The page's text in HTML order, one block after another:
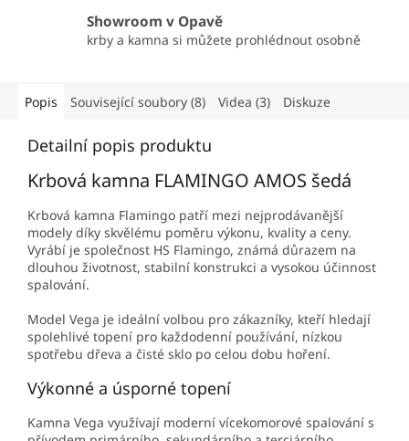
Showroom v Opavě
krby a kamna si můžete prohlédnout osobně
Popis Související soubory (8) Videa (3) Diskuze
Detailní popis produktu
Krbová kamna FLAMINGO AMOS šedá
Krbová kamna Flamingo patří mezi nejprodávanější
modely díky skvělému poměru výkonu, kvality a ceny.
Vyrábí je společnost HS Flamingo, známá důrazem na
dlouhou životnost, stabilní konstrukci a vysokou účinnost
spalování.
Model Vega je ideální volbou pro zákazníky, kteří hledají
spolehlivé topení pro každodenní používání, nízkou
spotřebu dřeva a čisté sklo po celou dobu hoření.
Výkonné a úsporné topení
Kamna Vega využívají moderní vícekomorové spalování s